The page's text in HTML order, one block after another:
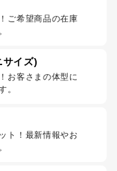
ご希望商品の在庫
サイズ)
お客さまの体型に
。
ト！最新情報やお